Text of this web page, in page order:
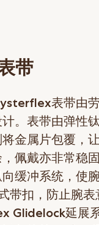
带
表带由
。表带由弹性
金属片包覆，
佩戴亦非常稳
缓冲系统，使
带扣，防止腕
Glidelock延展